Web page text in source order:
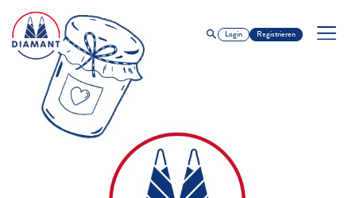
Login Registrieren